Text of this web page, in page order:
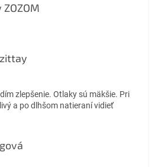
je 5 z 5 hviezdičiek.
je 5 z 5 hviezdičiek.
zlepšenie. Otlaky sú mäkšie. Pri
a po dlhšom natieraní vidieť
je 5 z 5 hviezdičiek.